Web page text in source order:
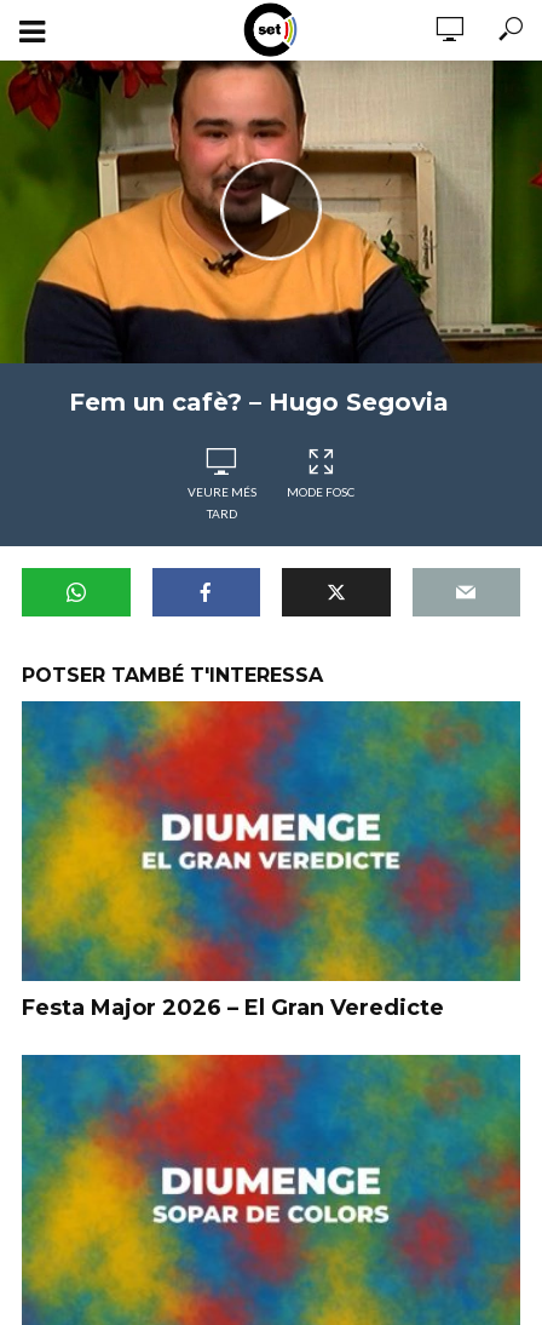
Fem un cafè? – Hugo Segovia
VEURE MÉS
TARD
MODE FOSC
POTSER TAMBÉ T'INTERESSA
Festa Major 2026 – El Gran Veredicte